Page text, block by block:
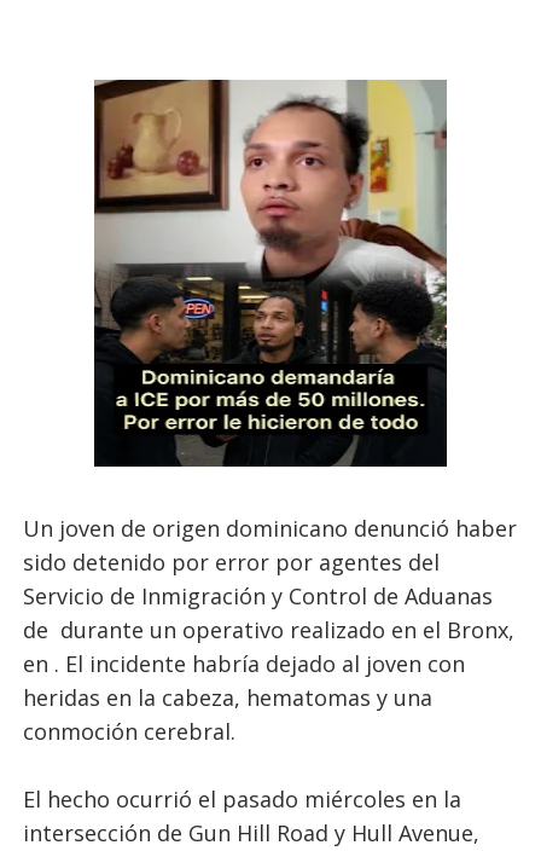
Un joven de origen dominicano denunció haber
sido detenido por error por agentes del
Servicio de Inmigración y Control de Aduanas
de durante un operativo realizado en el Bronx,
en . El incidente habría dejado al joven con
heridas en la cabeza, hematomas y una
conmoción cerebral.
El hecho ocurrió el pasado miércoles en la
intersección de Gun Hill Road y Hull Avenue,